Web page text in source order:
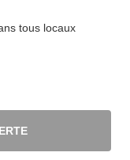
tous locaux